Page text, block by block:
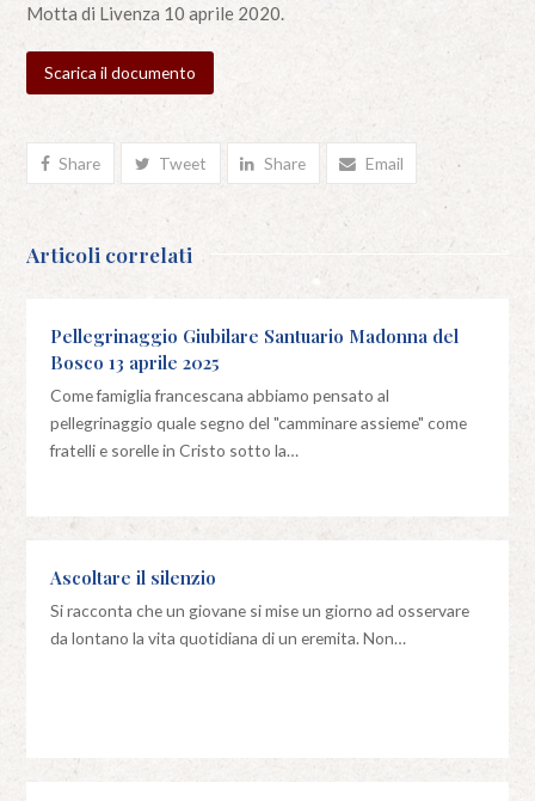
Motta di Livenza 10 aprile 2020.
Scarica il documento
Share Tweet Share Email
Articoli correlati
Pellegrinaggio Giubilare Santuario Madonna del
Bosco 13 aprile 2025
Come famiglia francescana abbiamo pensato al
pellegrinaggio quale segno del "camminare assieme" come
fratelli e sorelle in Cristo sotto la…
Ascoltare il silenzio
Si racconta che un giovane si mise un giorno ad osservare
da lontano la vita quotidiana di un eremita. Non…